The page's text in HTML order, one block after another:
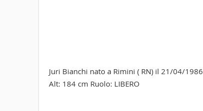
Juri Bianchi nato a Rimini ( RN) il 21/04/1986
Alt: 184 cm Ruolo: LIBERO